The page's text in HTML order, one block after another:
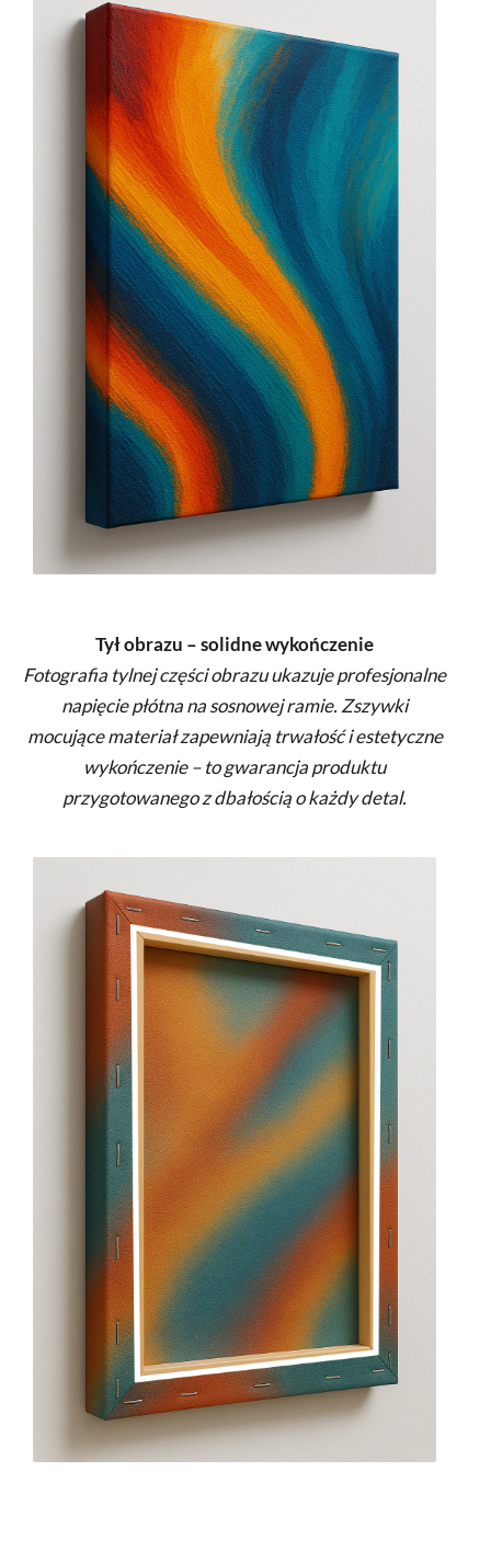
Tył obrazu – solidne wykończenie
Fotografia tylnej części obrazu ukazuje profesjonalne
napięcie płótna na sosnowej ramie. Zszywki
mocujące materiał zapewniają trwałość i estetyczne
wykończenie – to gwarancja produktu
przygotowanego z dbałością o każdy detal.